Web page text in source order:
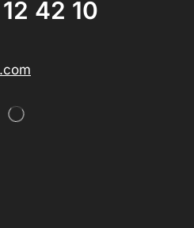
42 10